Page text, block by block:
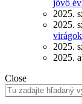
jövő
2025.
2025.
2025.
2025.
Close